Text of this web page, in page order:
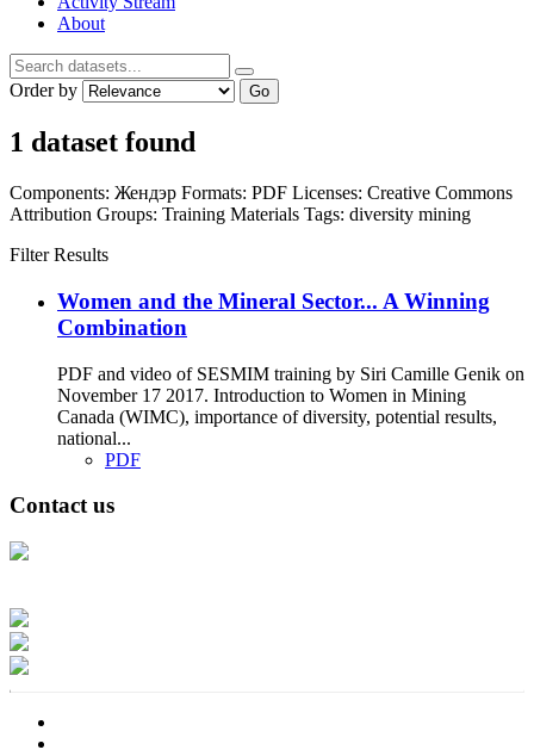
About
Order by Go
1 dataset found
Components: Жендэр Formats: PDF Licenses: Creative Commons
Attribution Groups: Training Materials Tags: diversity mining
Filter Results
Women and the Mineral Sector... A Winning
Combination
PDF and video of SESMIM training by Siri Camille Genik on
November 17 2017. Introduction to Women in Mining
Canada (WIMC), importance of diversity, potential results,
national...
PDF
Contact us